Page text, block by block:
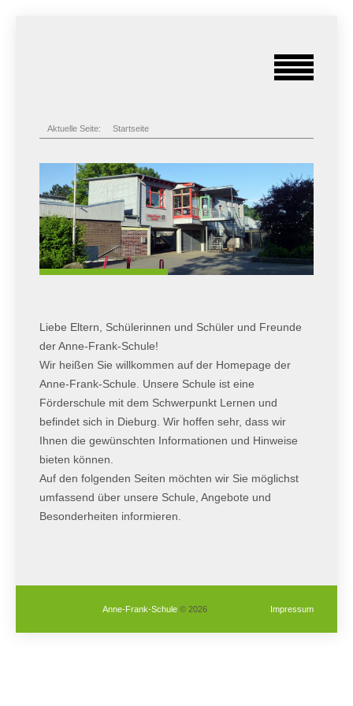
Aktuelle Seite: Startseite
Liebe Eltern, Schülerinnen und Schüler und Freunde
der Anne-Frank-Schule!
Wir heißen Sie willkommen auf der Homepage der
Anne-Frank-Schule. Unsere Schule ist eine
Förderschule mit dem Schwerpunkt Lernen und
befindet sich in Dieburg. Wir hoffen sehr, dass wir
Ihnen die gewünschten Informationen und Hinweise
bieten können.
Auf den folgenden Seiten möchten wir Sie möglichst
umfassend über unsere Schule, Angebote und
Besonderheiten informieren.
Anne-Frank-Schule © 2026 Impressum